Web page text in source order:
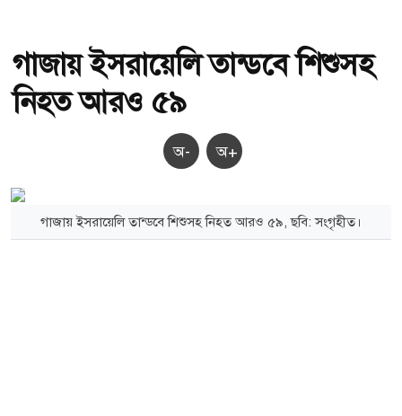
গাজায় ইসরায়েলি তান্ডবে শিশুসহ
নিহত আরও ৫৯
অ- অ+
গাজায় ইসরায়েলি তান্ডবে শিশুসহ নিহত আরও ৫৯, ছবি: সংগৃহীত।